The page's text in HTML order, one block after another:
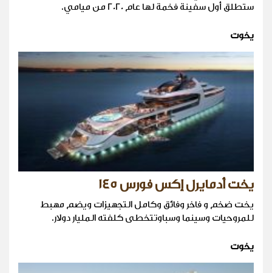
ستطلق أول سفينة فخمة لها عام 2020 من ميامي.
يخوت
يخت أدمايرل إكس فورس 145
يخت ضخم و فاخر وفائق وكامل التجهيزات ويضم مهبط
للمروحيات وسينما وسباوتتخطى كلفته المليار دولار.
يخوت